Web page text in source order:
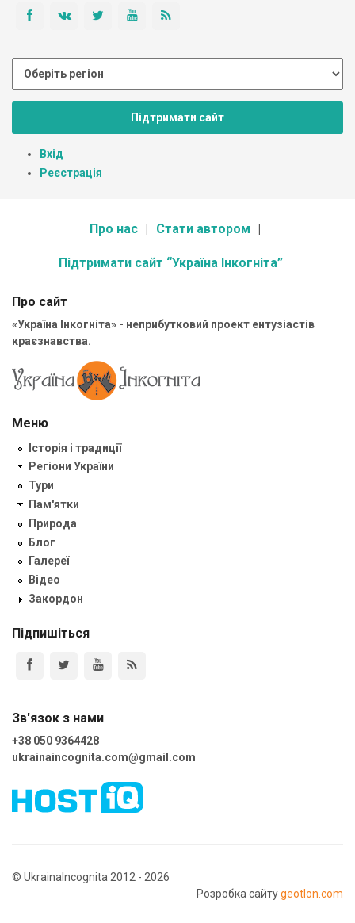
Підтримати сайт
Вхід
Реєстрація
Про нас Стати автором
Підтримати сайт “Україна Інкогніта”
Про сайт
«Україна Інкогніта» - неприбутковий проект ентузіастів
краєзнавства.
Меню
Історія і традиції
Регіони України
Тури
Пам'ятки
Природа
Блог
Галереї
Відео
Закордон
Підпишіться
Зв'язок з нами
+38 050 9364428
ukrainaincognita.com@gmail.com
© UkrainaIncognita 2012 - 2026
Розробка сайтуgeotlon.com